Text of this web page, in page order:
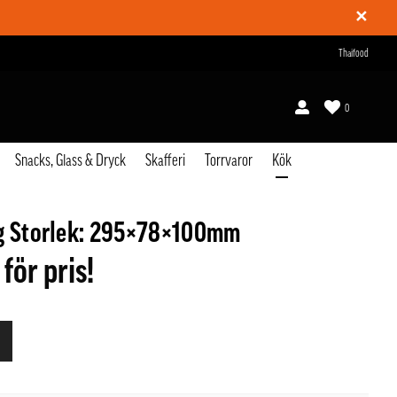
✕
Thaifood
0
Snacks, Glass & Dryck Skafferi Torrvaror Kök
Storlek: 295×78×100mm
för pris!